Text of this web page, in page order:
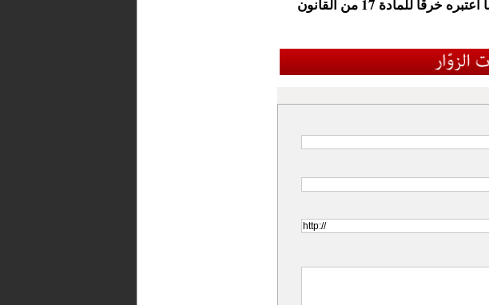
الرئيس إلى احترام الكوطا النسائية ما اعتبره خرقا للمادة 17 من القانون